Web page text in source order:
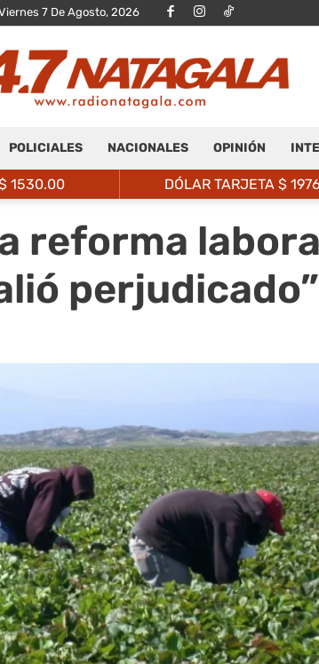
7 De Agosto, 2026
Natagalá
POLICIALES NACIONALES OPINIÓN
1530.00 DÓLAR TARJETA $
reforma
perjudicado”